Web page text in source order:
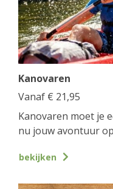
Kanovaren
Vanaf € 21,95
Kanovaren moet je
nu jouw avontuur
bekijken